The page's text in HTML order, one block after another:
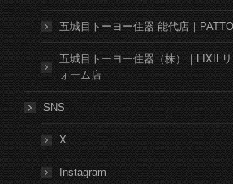
五城目トーヨー住器 能代店｜
五城目トーヨー住器（株）｜LIXIL
ォーム店
SNS
X
Instagram